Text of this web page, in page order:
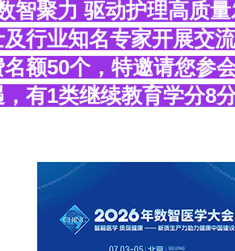
智聚力 驱动护理高质
行业知名专家开展交
名额50个，特邀请您参
有1类继续教育学分8